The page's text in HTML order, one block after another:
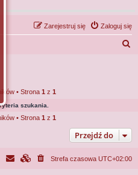
Zaloguj się
Zarejestruj się
• Strona 1 z 1
szukania.
• Strona 1 z 1
Przejdź do
Strefa czasowa UTC+02:00